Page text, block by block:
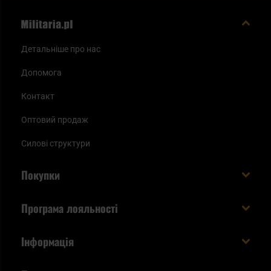
Детальніше про нас
Допомога
Контакт
Оптовий продаж
Силові структури
Покупки
Способи оплати
Програма лояльності
Інформація